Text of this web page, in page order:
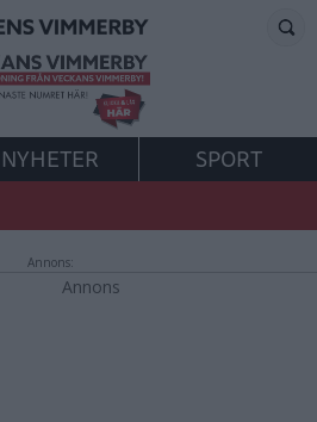
NYHETER
SPORT
Annons: